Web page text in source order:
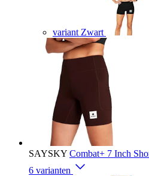
variant Zwart
SAYSKY Combat+ 7 Inch
6 varianten